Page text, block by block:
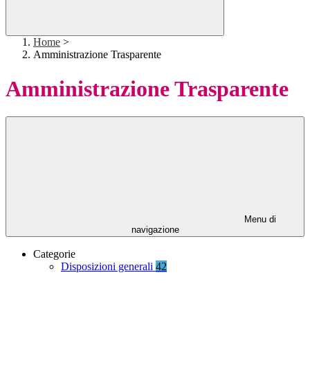
Home >
Amministrazione Trasparente
Amministrazione Trasparente
Menu di
navigazione
Categorie
Disposizioni generali 42